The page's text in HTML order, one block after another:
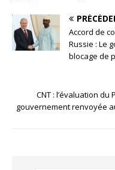
Accord de
Russie : Le
blocage de
CNT : l’évaluation du
gouvernement renvoyée